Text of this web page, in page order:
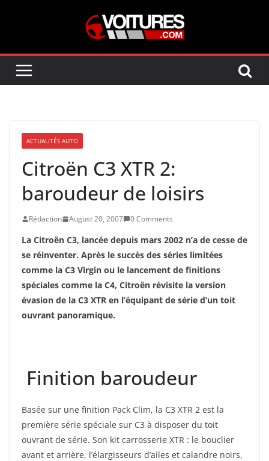
ACTUALITÉS AUTO
Citroën C3 XTR 2:
baroudeur de loisirs
Rédaction August 20, 2007 0 Comments
La Citroën C3, lancée depuis mars 2002 n’a de cesse de
se réinventer. Après le succès des séries limitées
comme la C3 Virgin ou le lancement de finitions
spéciales comme la C4, Citroën révisite la version
évasion de la C3 XTR en l’équipant de série d’un toit
ouvrant panoramique.
Finition baroudeur
Basée sur une finition Pack Clim, la C3 XTR 2 est la
première série spéciale sur C3 à disposer du toit
ouvrant de série. Son kit carrosserie XTR : le bouclier
avant et arrière, l’élargisseurs d’ailes et calandre noirs,